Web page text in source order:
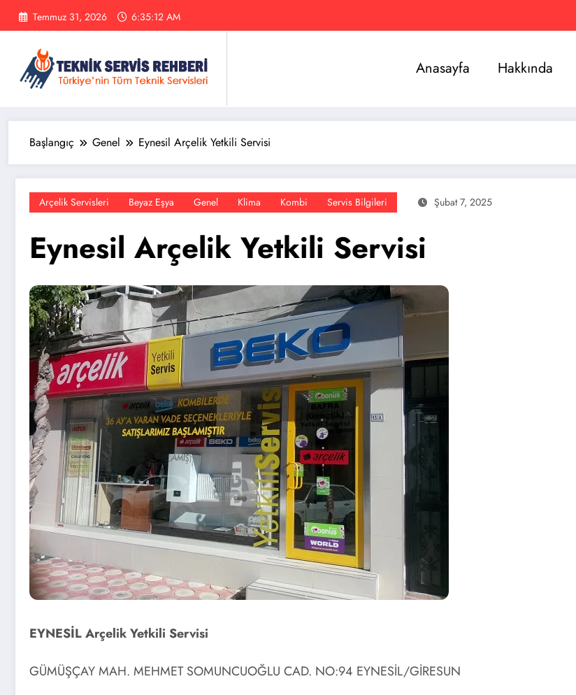
İçeriğe
Temmuz 31, 2026 6:35:12 AM
Anasayfa Hakkında
Başlangıç Genel Eynesil Arçelik Yetkili Servisi
Arçelik Servisleri Beyaz Eşya Genel Klima Kombi Servis Bilgileri Şubat 7, 2025
Eynesil Arçelik Yetkili Servisi
EYNESİL Arçelik Yetkili Servisi
GÜMÜŞÇAY MAH. MEHMET SOMUNCUOĞLU CAD. NO:94 EYNESİL/GİRESUN